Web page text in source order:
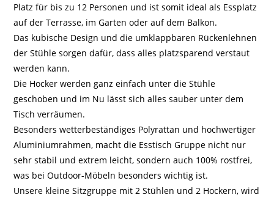
Platz für bis zu 12 Personen und ist somit ideal als Essplatz
auf der Terrasse, im Garten oder auf dem Balkon.
Das kubische Design und die umklappbaren Rückenlehnen
der Stühle sorgen dafür, dass alles platzsparend verstaut
werden kann.
Die Hocker werden ganz einfach unter die Stühle
geschoben und im Nu lässt sich alles sauber unter dem
Tisch verräumen.
Besonders wetterbeständiges Polyrattan und hochwertiger
Aluminiumrahmen, macht die Esstisch Gruppe nicht nur
sehr stabil und extrem leicht, sondern auch 100% rostfrei,
was bei Outdoor-Möbeln besonders wichtig ist.
Unsere kleine Sitzgruppe mit 2 Stühlen und 2 Hockern, wird